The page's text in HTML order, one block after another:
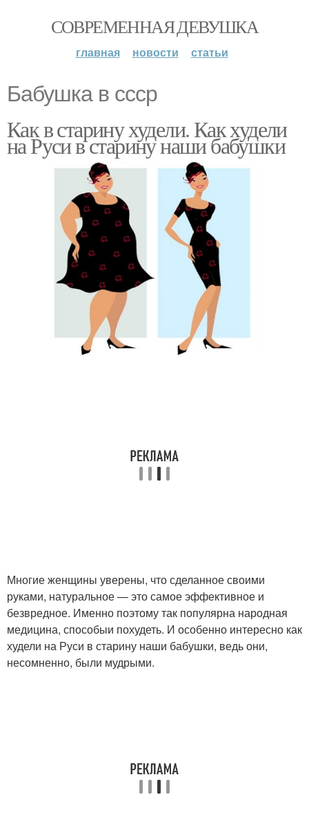
СОВРЕМЕННАЯ ДЕВУШКА
главная новости статьи
Бабушка в ссср
Как в старину худели. Как худели
на Руси в старину наши бабушки
Многие женщины уверены, что сделанное своими
руками, натуральное — это самое эффективное и
безвредное. Именно поэтому так популярна народная
медицина, способыи похудеть. И особенно интересно как
худели на Руси в старину наши бабушки, ведь они,
несомненно, были мудрыми.